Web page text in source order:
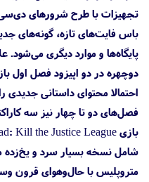
تجهیزات با طرح شرورهای
باس فایت‌های تازه، گونه‌های
پایگاه‌ها و موارد دیگری می‌شود.
دوچهره در دو اپیزود فصل اول
احتمالا محتوای داستانی جدیدی
فصل‌های دو تا چهار نیز سه
شامل نسخه بسیار سرد و یخ‌زده
متروپلیس با حال‌وهوای قرون